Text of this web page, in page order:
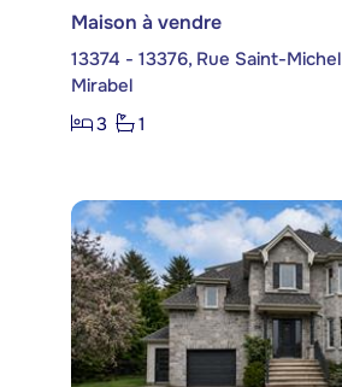
Maison à vendre
13374 - 13376, Rue Saint-Michel
Mirabel
3
1